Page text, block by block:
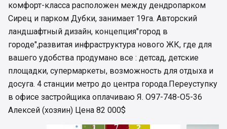
комфорт-класса расположен между дендропарком
Сирец и парком Дубки, занимает 19га. Авторский
ландшафтный дизайн, концепция"город в
городе",развитая инфраструктура нового ЖК, где для
вашего удобства продумано все : детсад, детские
площадки, супермаркеты, возможность для отдыха и
досуга. 4 станции метро до центра города.Переуступку
в офисе застройщика оплачиваю Я. О97-748-О5-36
Алексей (хозяин) Цена 82 000$